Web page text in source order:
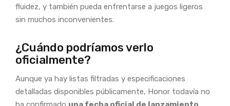
fluidez, y también pueda enfrentarse a juegos ligeros
sin muchos inconvenientes.
¿Cuándo podríamos verlo
oficialmente?
Aunque ya hay listas filtradas y especificaciones
detalladas disponibles públicamente, Honor todavía no